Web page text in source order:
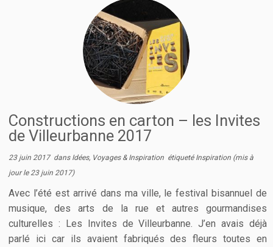
Constructions en carton – les Invites
de Villeurbanne 2017
23 juin 2017dans Idées, Voyages & Inspiration étiqueté Inspiration (mis à
jour le 23 juin 2017)
Avec l’été est arrivé dans ma ville, le festival bisannuel de
musique, des arts de la rue et autres gourmandises
culturelles : Les Invites de Villeurbanne. J’en avais déjà
parlé ici car ils avaient fabriqués des fleurs toutes en